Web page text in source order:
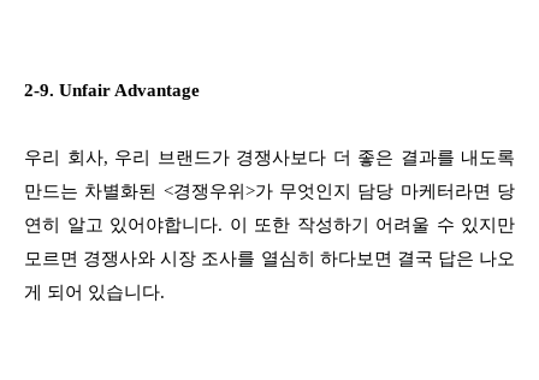
2-9. Unfair Advantage
우리 회사, 우리 브랜드가 경쟁사보다 더 좋은 결과를 내도록
만드는 차별화된 <경쟁우위>가 무엇인지 담당 마케터라면 당
연히 알고 있어야합니다. 이 또한 작성하기 어려울 수 있지만
모르면 경쟁사와 시장 조사를 열심히 하다보면 결국 답은 나오
게 되어 있습니다.